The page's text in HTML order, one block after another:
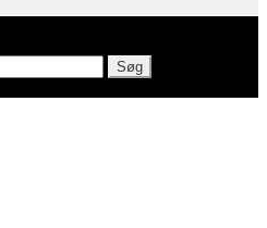
Søg